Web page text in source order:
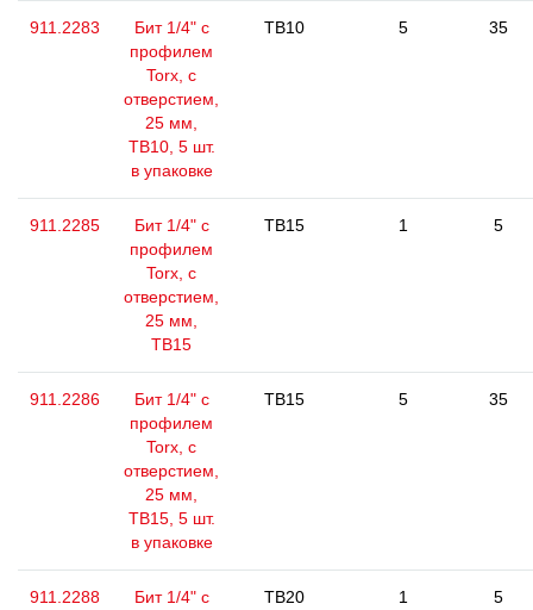
911.2283
Бит 1/4" с
профилем
Torx, с
отверстием,
25 мм,
ТВ10, 5 шт.
в упаковке
TB10 5 35
911.2285
Бит 1/4" с
профилем
Torx, с
отверстием,
25 мм,
ТВ15
TB15 1 5
911.2286
Бит 1/4" с
профилем
Torx, с
отверстием,
25 мм,
ТВ15, 5 шт.
в упаковке
TB15 5 35
911.2288
Бит 1/4" с
TB20 1 5